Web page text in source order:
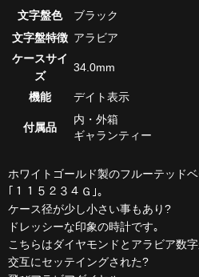
文字盤色
ブラック
文字盤特徴 アラビア
ケースサイ
ズ
34.0mm
機能 デイト表示
付属品
内・外箱
ギャランティー
ホワイトゴールド製のフルーテッド
｢１１５２３４Ｇ｣｡
ケース径が少し小さい事もあり?
ドレッシーな印象の時計です｡
こちらはダイヤモンドとアラビア数
交互にセッテイングされた?